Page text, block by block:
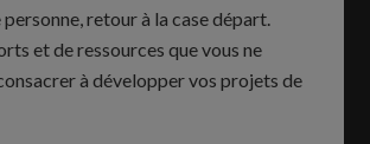
personne, retour à la case départ.
et de ressources que vous ne
à développer vos projets de